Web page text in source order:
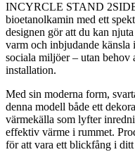
INCYRCLE STAND 2SIDE
bioetanolkamin med ett
designen gör att du kan
varm och inbjudande känsla
sociala miljöer – utan behov
installation.
Med sin moderna form,
denna modell både ett
värmekälla som lyfter
effektiv värme i rummet.
för att vara ett blickfång i ditt